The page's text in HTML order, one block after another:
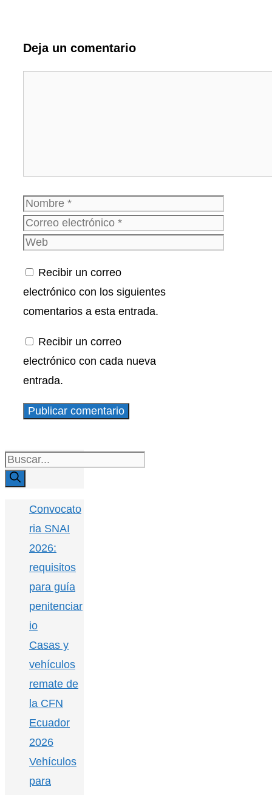
Deja un comentario
Nombre
Correo
electrónico
Web
Recibir un correo
electrónico con los siguientes
comentarios a esta entrada.
Recibir un correo
electrónico con cada nueva
entrada.
Buscar:
Convocato
ria SNAI
2026:
requisitos
para guía
penitenciar
io
Casas y
vehículos
remate de
la CFN
Ecuador
2026
Vehículos
para